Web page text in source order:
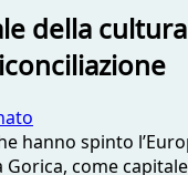
della
hanno spinto
Gorica, come